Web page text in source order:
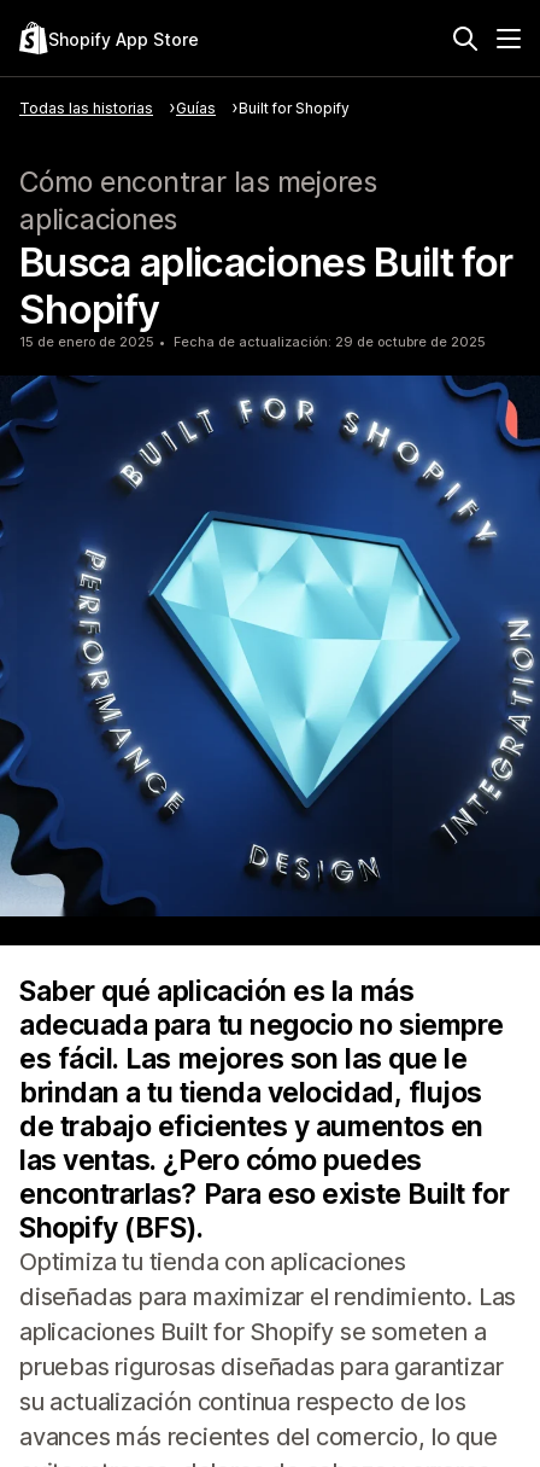
Shopify App Store
Todas las historias Guías Built for Shopify
Cómo encontrar las mejores
aplicaciones
Busca aplicaciones Built for
Shopify
15 de enero de 2025 Fecha de actualización: 29 de octubre de 2025
Saber qué aplicación es la más
adecuada para tu negocio no siempre
es fácil. Las mejores son las que le
brindan a tu tienda velocidad, flujos
de trabajo eficientes y aumentos en
las ventas. ¿Pero cómo puedes
encontrarlas? Para eso existe Built for
Shopify (BFS).
Optimiza tu tienda con aplicaciones
diseñadas para maximizar el rendimiento. Las
aplicaciones Built for Shopify se someten a
pruebas rigurosas diseñadas para garantizar
su actualización continua respecto de los
avances más recientes del comercio, lo que